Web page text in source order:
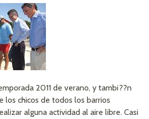
2011 de verano, y tambi??n
los chicos de todos los barrios
alguna actividad al aire libre. Casi